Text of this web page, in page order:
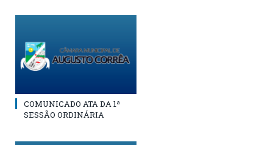
COMUNICADO ATA DA 1ª
SESSÃO ORDINÁRIA